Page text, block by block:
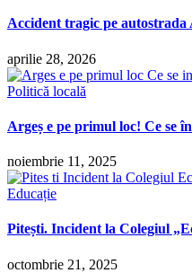
Accident tragic pe
aprilie 28, 2026
Politică locală
Argeș e pe primul loc! Ce se
noiembrie 11, 2025
Educație
Pitești. Incident la Colegiul
octombrie 21, 2025